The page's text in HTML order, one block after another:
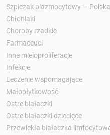
Szpiczak plazmocytowy —
Chłoniaki
Choroby rzadkie
Farmaceuci
Inne mieloproliferacje
Infekcje
Leczenie wspomagające
Małopłytkowość
Ostre białaczki
Ostre białaczki dziecięce
Przewlekła białaczka